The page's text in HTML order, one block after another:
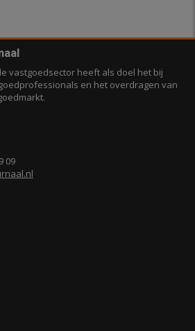
vastgoedsector heeft als doel het bij
en het overdragen van
09